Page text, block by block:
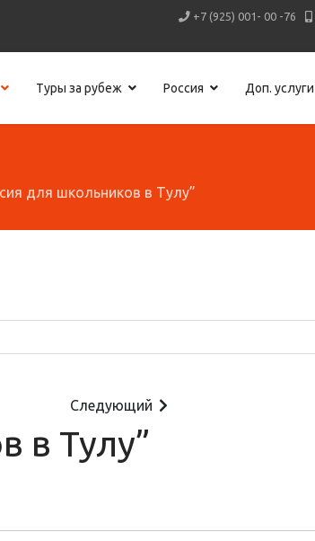
+7 (925) 001- 00 -76
Туры за рубеж Россия Доп. услуги
для школьников в Тулу”
Следующий
в Тулу”